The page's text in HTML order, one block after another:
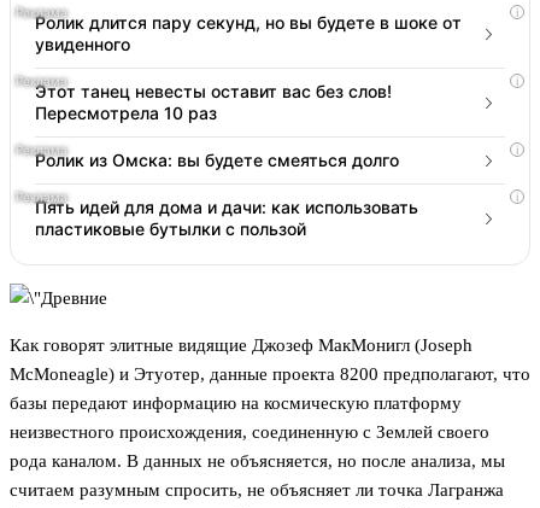
i
Ролик длится пару секунд, но вы будете в шоке от
увиденного
i
Этот танец невесты оставит вас без слов!
Пересмотрела 10 раз
i
Ролик из Омска: вы будете смеяться долго
i
Пять идей для дома и дачи: как использовать
пластиковые бутылки с пользой
Как говорят элитные видящие Джозеф МакМонигл (Joseph
McMoneagle) и Этуотер, данные проекта 8200 предполагают, что
базы передают информацию на космическую платформу
неизвестного происхождения, соединенную с Землей своего
рода каналом. В данных не объясняется, но после анализа, мы
считаем разумным спросить, не объясняет ли точка Лагранжа